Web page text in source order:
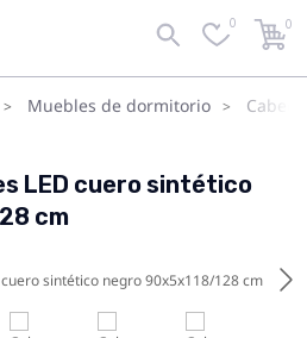
0 0
Muebles de dormitorio
LED cuero sintético
cm